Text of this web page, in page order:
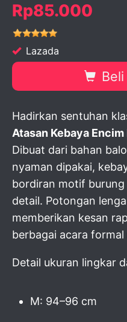
Rp85.000
Lazada
Hadirkan sentuhan
Atasan Kebaya
Dibuat dari bahan
nyaman dipakai,
bordiran motif
detail. Potongan
memberikan kesan
berbagai acara
Detail ukuran lingkar
M: 94–96 cm